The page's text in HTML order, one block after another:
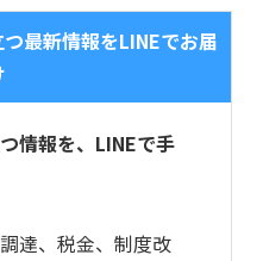
最新情報をLINEでお届
情報を、LINEで手
達、税金、制度改